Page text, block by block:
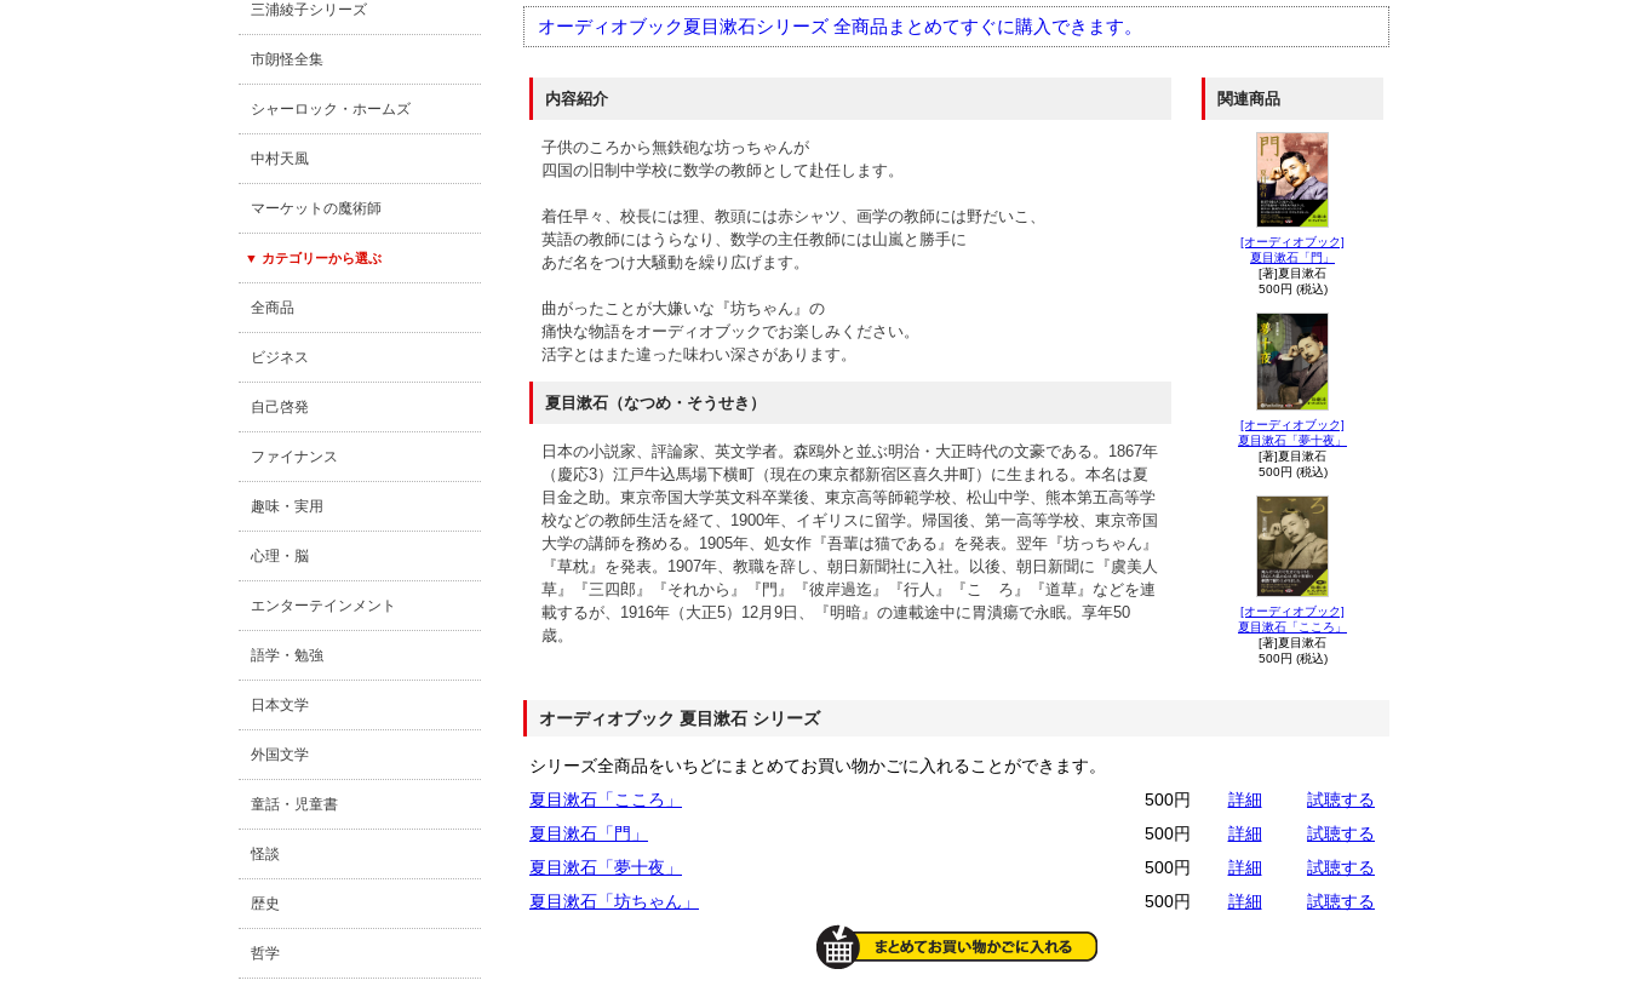
三浦綾子シリーズ
市朗怪全集
シャーロック・ホームズ
中村天風
マーケットの魔術師
▼ カテゴリーから選ぶ
全商品
ビジネス
自己啓発
ファイナンス
趣味・実用
心理・脳
エンターテインメント
語学・勉強
日本文学
外国文学
童話・児童書
怪談
歴史
哲学
オーディオブック夏目漱石シリーズ 全商品まとめてすぐに購入できます。
内容紹介
子供のころから無鉄砲な坊っちゃんが
四国の旧制中学校に数学の教師として赴任します。
着任早々、校長には狸、教頭には赤シャツ、画学の教師には野だいこ、
英語の教師にはうらなり、数学の主任教師には山嵐と勝手に
あだ名をつけ大騒動を繰り広げます。
曲がったことが大嫌いな『坊ちゃん』の
痛快な物語をオーディオブックでお楽しみください。
活字とはまた違った味わい深さがあります。
夏目漱石（なつめ・そうせき）
日本の小説家、評論家、英文学者。森鴎外と並ぶ明治・大正時代の文豪である。1867年
（慶応3）江戸牛込馬場下横町（現在の東京都新宿区喜久井町）に生まれる。本名は夏
目金之助。東京帝国大学英文科卒業後、東京高等師範学校、松山中学、熊本第五高等学
校などの教師生活を経て、1900年、イギリスに留学。帰国後、第一高等学校、東京帝国
大学の講師を務める。1905年、処女作『吾輩は猫である』を発表。翌年『坊っちゃん』
『草枕』を発表。1907年、教職を辞し、朝日新聞社に入社。以後、朝日新聞に『虞美人
草』『三四郎』『それから』『門』『彼岸過迄』『行人』『こゝろ』『道草』などを連
載するが、1916年（大正5）12月9日、『明暗』の連載途中に胃潰瘍で永眠。享年50
歳。
関連商品
[オーディオブック]
夏目漱石「門」
[著]夏目漱石
500円 (税込)
[オーディオブック]
夏目漱石「夢十夜」
[著]夏目漱石
500円 (税込)
[オーディオブック]
夏目漱石「こころ」
[著]夏目漱石
500円 (税込)
オーディオブック 夏目漱石 シリーズ
シリーズ全商品をいちどにまとめてお買い物かごに入れることができます。
夏目漱石「こころ」
500円 詳細
試聴する
夏目漱石「門」
500円 詳細
試聴する
夏目漱石「夢十夜」
500円 詳細
試聴する
夏目漱石「坊ちゃん」
500円 詳細 試聴する